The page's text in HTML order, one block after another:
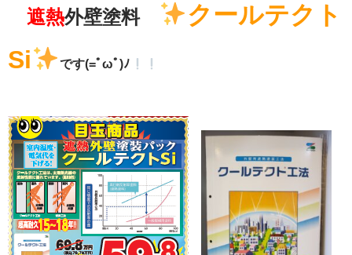
遮熱外壁塗料
クールテクト
Si
です(=ﾟωﾟ)ﾉ